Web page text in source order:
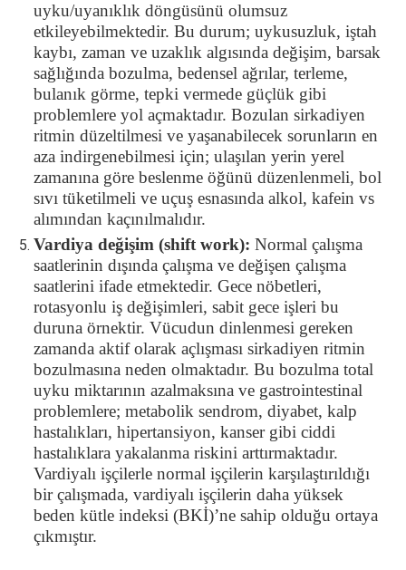
uyku/uyanıklık döngüsünü olumsuz
etkileyebilmektedir. Bu durum; uykusuzluk, iştah
kaybı, zaman ve uzaklık algısında değişim, barsak
sağlığında bozulma, bedensel ağrılar, terleme,
bulanık görme, tepki vermede güçlük gibi
problemlere yol açmaktadır. Bozulan sirkadiyen
ritmin düzeltilmesi ve yaşanabilecek sorunların en
aza indirgenebilmesi için; ulaşılan yerin yerel
zamanına göre beslenme öğünü düzenlenmeli, bol
sıvı tüketilmeli ve uçuş esnasında alkol, kafein vs
alımından kaçınılmalıdır.
Vardiya değişim (shift work):Normal çalışma
saatlerinin dışında çalışma ve değişen çalışma
saatlerini ifade etmektedir. Gece nöbetleri,
rotasyonlu iş değişimleri, sabit gece işleri bu
duruna örnektir. Vücudun dinlenmesi gereken
zamanda aktif olarak açlışması sirkadiyen ritmin
bozulmasına neden olmaktadır. Bu bozulma total
uyku miktarının azalmaksına ve gastrointestinal
problemlere; metabolik sendrom, diyabet, kalp
hastalıkları, hipertansiyon, kanser gibi ciddi
hastalıklara yakalanma riskini arttırmaktadır.
Vardiyalı işçilerle normal işçilerin karşılaştırıldığı
bir çalışmada, vardiyalı işçilerin daha yüksek
beden kütle indeksi (BKİ)’ne sahip olduğu ortaya
çıkmıştır.